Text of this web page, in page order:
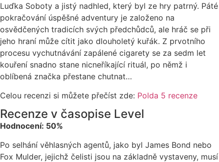
Luďka Soboty a jistý nadhled, který byl ze hry patrný. Páté
pokračování úspěšné adventury je založeno na
osvědčených tradicích svých předchůdců, ale hráč se při
jeho hraní může cítit jako dlouholetý kuřák. Z prvotního
procesu vychutnávání zapálené cigarety se za sedm let
kouření snadno stane nicneříkající rituál, po němž i
oblíbená značka přestane chutnat…
Celou recenzi si můžete přečíst zde: Polda 5 recenze
Recenze v časopise Level
Hodnocení: 50%
Po selhání věhlasných agentů, jako byl James Bond nebo
Fox Mulder, jejichž čelisti jsou na základně vystaveny, musí